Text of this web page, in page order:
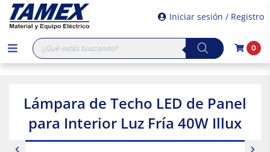
Iniciar sesión / Registro
Búsqueda
de
productos
0
Lámpara de Techo LED de Panel
para Interior Luz Fría 40W Illux